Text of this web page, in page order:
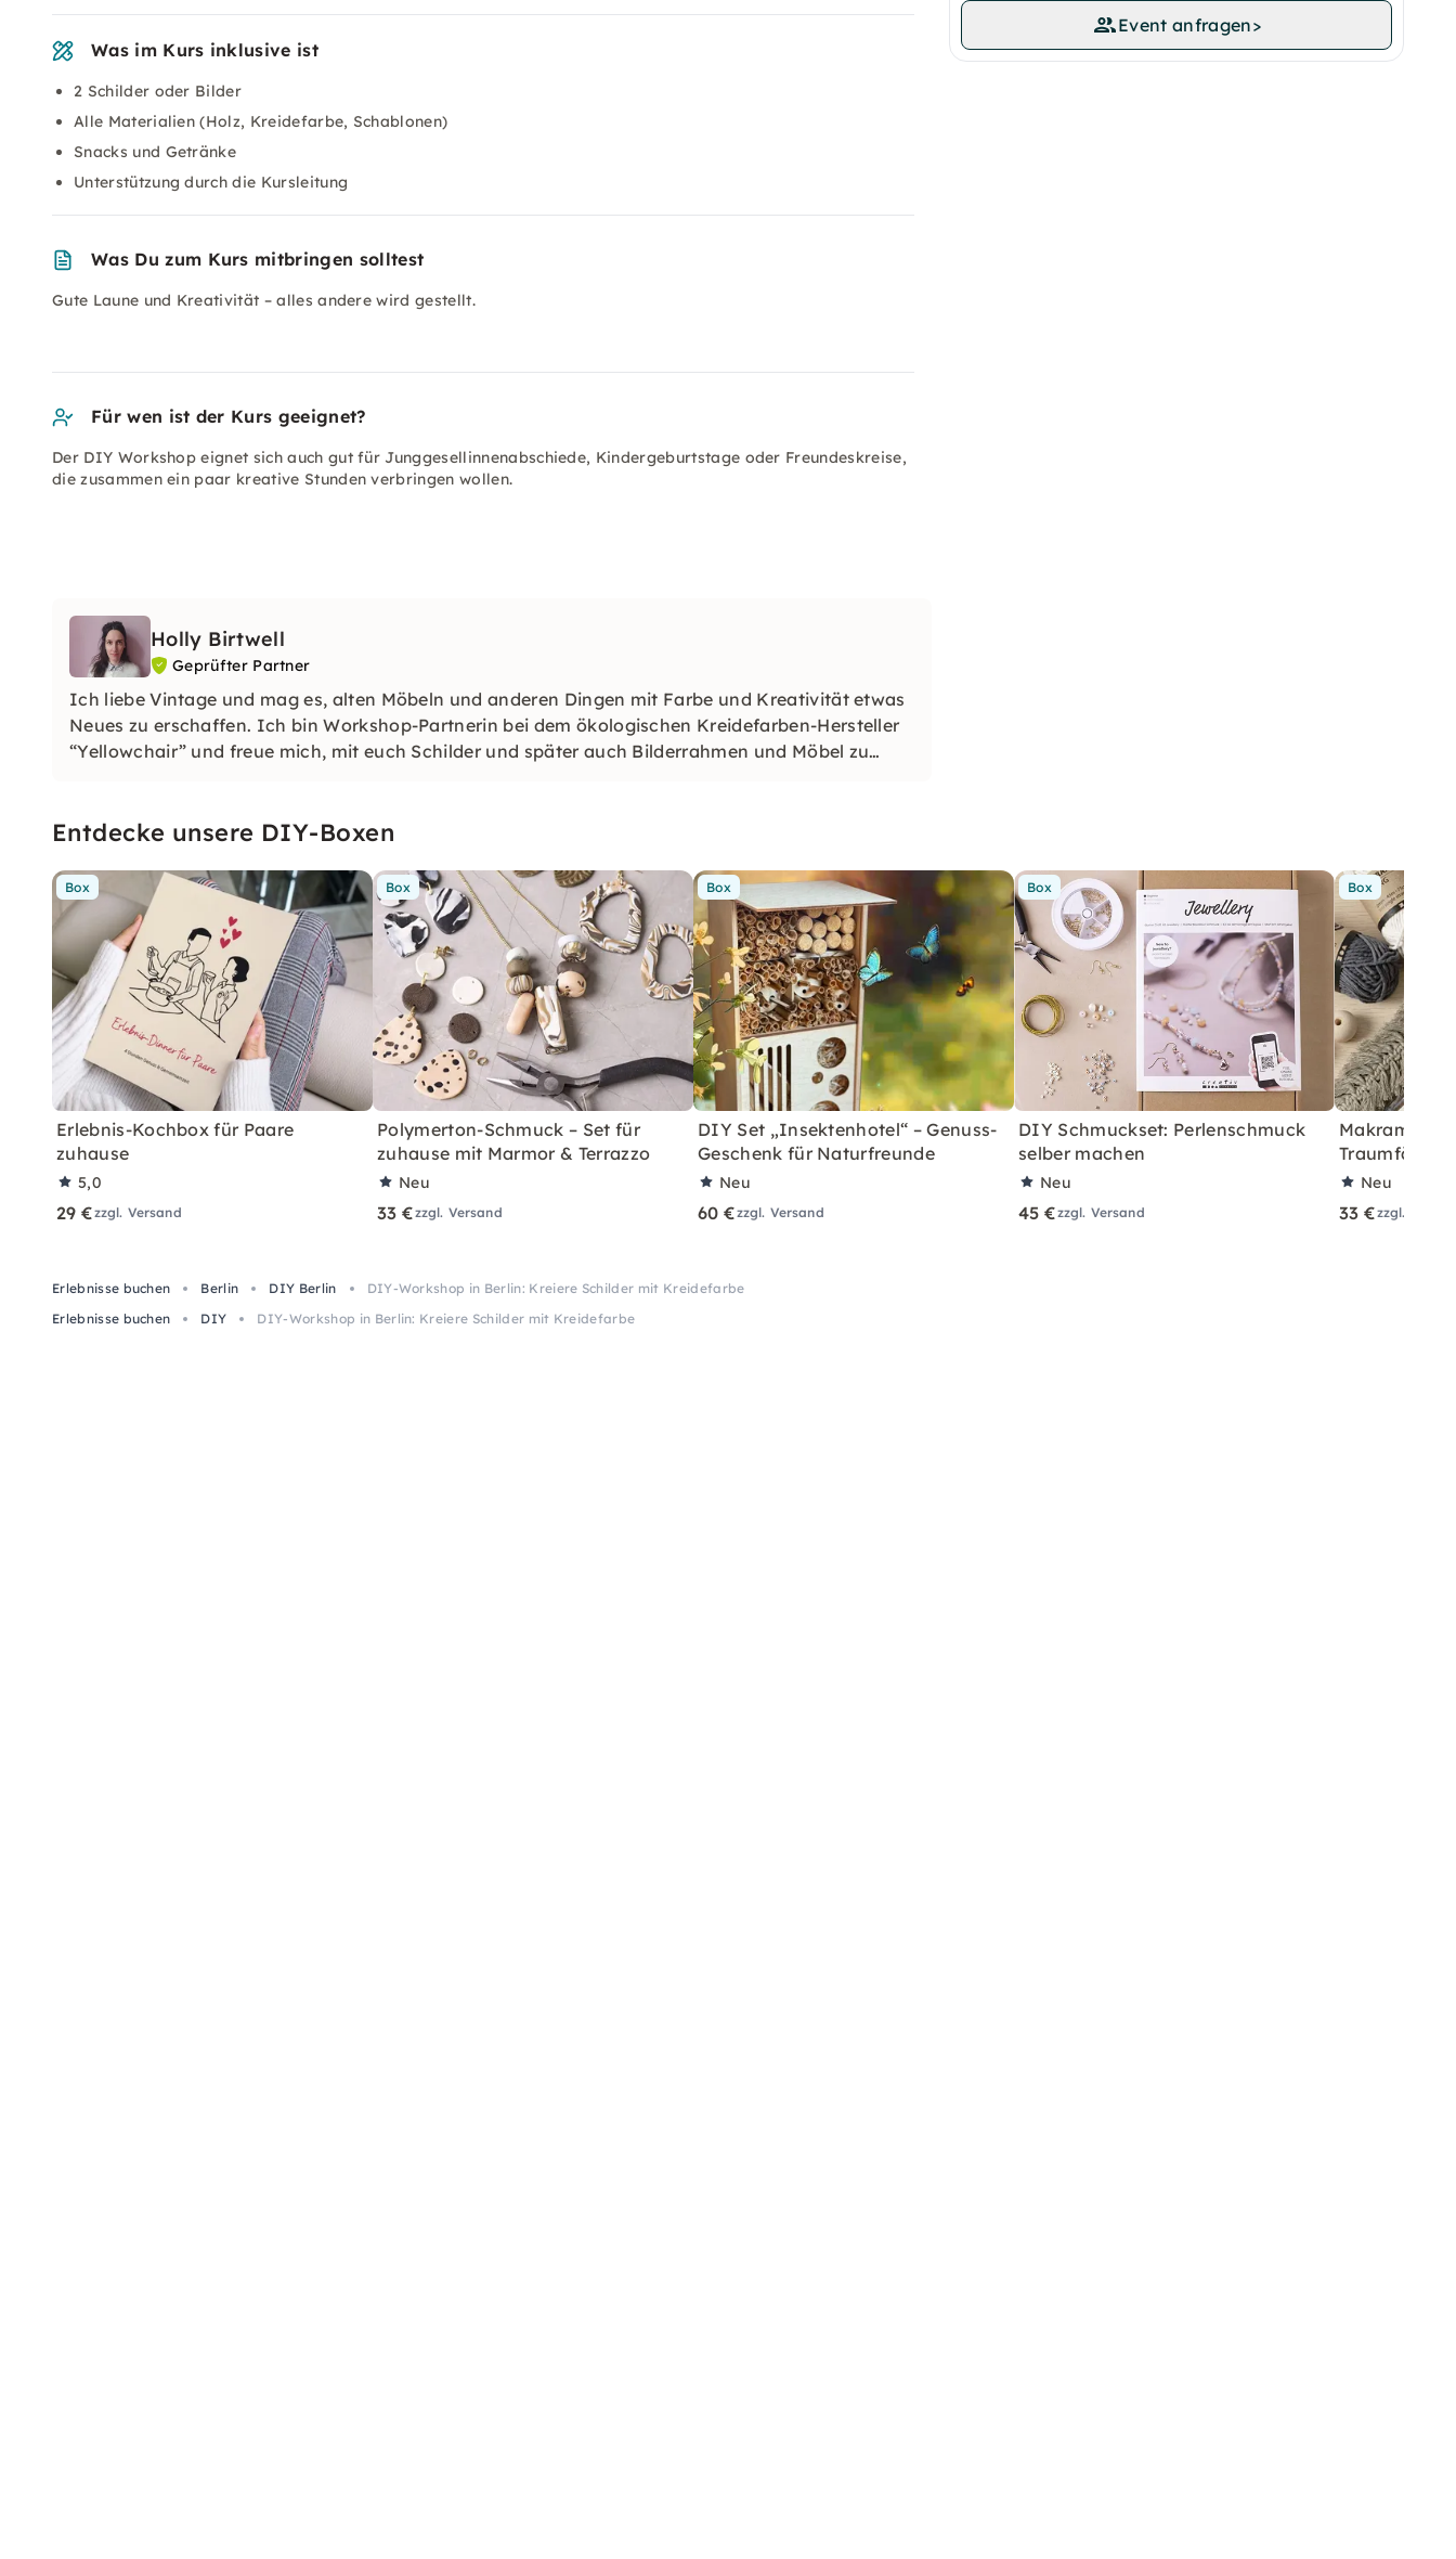
Event anfragen>
Was im Kurs inklusive ist
2 Schilder oder Bilder
Alle Materialien (Holz, Kreidefarbe, Schablonen)
Snacks und Getränke
Unterstützung durch die Kursleitung
Was Du zum Kurs mitbringen solltest
Gute Laune und Kreativität – alles andere wird gestellt.
Für wen ist der Kurs geeignet?
Der DIY Workshop eignet sich auch gut für Junggesellinnenabschiede, Kindergeburtstage oder Freundeskreise,
die zusammen ein paar kreative Stunden verbringen wollen.
Holly Birtwell
Geprüfter Partner
Ich liebe Vintage und mag es, alten Möbeln und anderen Dingen mit Farbe und Kreativität etwas
Neues zu erschaffen. Ich bin Workshop-Partnerin bei dem ökologischen Kreidefarben-Hersteller
“Yellowchair” und freue mich, mit euch Schilder und später auch Bilderrahmen und Möbel zu
Entdecke unsere DIY-Boxen
Box
Erlebnis-Kochbox für Paare
zuhause
5,0
29 €zzgl. Versand
Box
Polymerton-Schmuck – Set für
zuhause mit Marmor & Terrazzo
Neu
33 €zzgl. Versand
Box
DIY Set „Insektenhotel“ – Genuss-
Geschenk für Naturfreunde
Neu
60 €zzgl. Versand
Box
DIY Schmuckset: Perlenschmuck
selber machen
Neu
45 €zzgl. Versand
Box
Makramee
Neu
33 €zzgl.
Erlebnisse buchen Berlin DIY Berlin
DIY-Workshop in Berlin: Kreiere Schilder mit Kreidefarbe
Erlebnisse buchen
DIY DIY-Workshop in Berlin: Kreiere Schilder mit Kreidefarbe